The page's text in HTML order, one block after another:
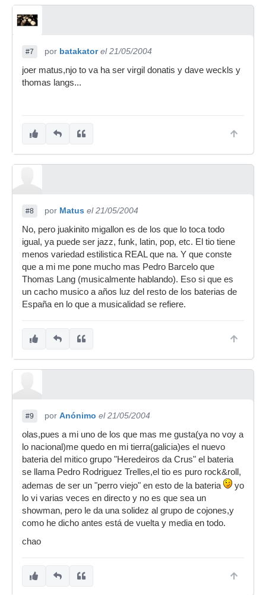
#7 por batakator el 21/05/2004
joer matus,njo to va ha ser virgil donatis y dave weckls y
thomas langs...
#8 por Matus el 21/05/2004
No, pero juakinito migallon es de los que lo toca todo
igual, ya puede ser jazz, funk, latin, pop, etc. El tio tiene
menos variedad estilistica REAL que na. Y que conste
que a mi me pone mucho mas Pedro Barcelo que
Thomas Lang (musicalmente hablando). Eso si que es
un cacho musico a años luz del resto de los baterias de
España en lo que a musicalidad se refiere.
#9 por Anónimo el 21/05/2004
olas,pues a mi uno de los que mas me gusta(ya no voy a
lo nacional)me quedo en mi tierra(galicia)es el nuevo
bateria del mitico grupo "Heredeiros da Crus" el bateria
se llama Pedro Rodriguez Trelles,el tio es puro rock&roll,
ademas de ser un "perro viejo" en esto de la bateria
yo
lo vi varias veces en directo y no es que sea un
showman, pero le da una solidez al grupo de cojones,y
como he dicho antes está de vuelta y media en todo.
chao